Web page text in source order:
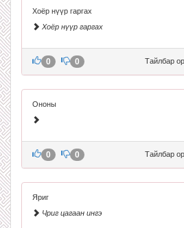
Хоёр нүүр гаргах
Хоёр нүүр гаргах
Тайлбар
0 0
Ононы
Тайлбар
0 0
Яриг
Чриг цагаан ингэ